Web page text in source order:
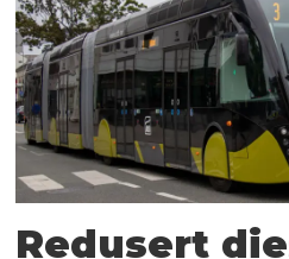
Redusert